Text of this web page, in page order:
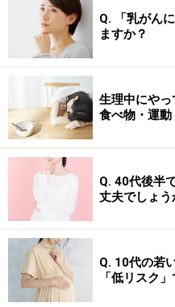
Q. 「乳がん
ますか？
生理中にや
食べ物・運動
Q. 40代後半
丈夫でしょう
Q. 10代の若
「低リスク